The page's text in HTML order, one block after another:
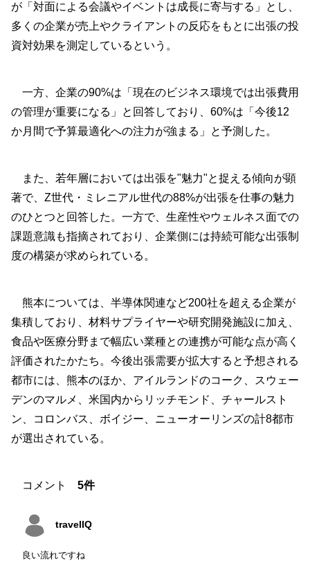
が「対面による会議やイベントは成長に寄与する」とし、
多くの企業が売上やクライアントの反応をもとに出張の投
資対効果を測定しているという。
一方、企業の90%は「現在のビジネス環境では出張費用
の管理が重要になる」と回答しており、60%は「今後12
か月間で予算最適化への注力が強まる」と予測した。
また、若年層においては出張を"魅力"と捉える傾向が顕
著で、Z世代・ミレニアル世代の88%が出張を仕事の魅力
のひとつと回答した。一方で、生産性やウェルネス面での
課題意識も指摘されており、企業側には持続可能な出張制
度の構築が求められている。
熊本については、半導体関連など200社を超える企業が
集積しており、材料サプライヤーや研究開発施設に加え、
食品や医療分野まで幅広い業種との連携が可能な点が高く
評価されたかたち。今後出張需要が拡大すると予想される
都市には、熊本のほか、アイルランドのコーク、スウェー
デンのマルメ、米国内からリッチモンド、チャールスト
ン、コロンバス、ボイジー、ニューオーリンズの計8都市
が選出されている。
コメント 5件
travelIQ
良い流れですね